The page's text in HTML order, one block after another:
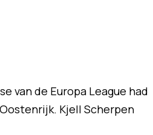
van de Europa League had
Kjell Scherpen